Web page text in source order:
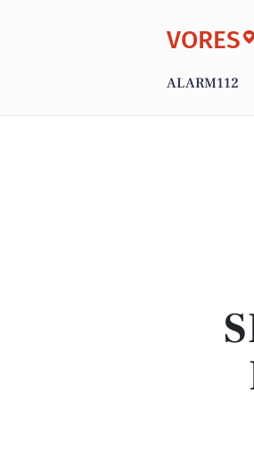
VORES
ALARM112